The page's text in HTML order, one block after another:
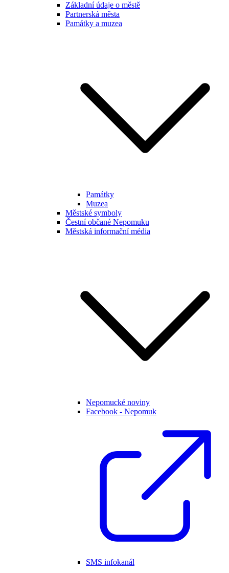
Základní údaje o městě
Partnerská města
Památky a muzea
Památky
Muzea
Městské symboly
Čestní občané Nepomuku
Městská informační média
Nepomucké noviny
Facebook - Nepomuk
SMS infokanál